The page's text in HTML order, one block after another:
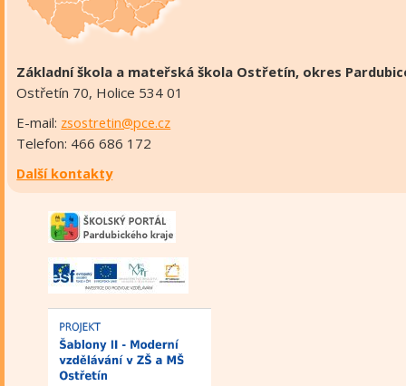
Základní škola a mateřská škola Ostřetín, okres
Ostřetín 70, Holice 534 01
E-mail: zsostretin@pce.cz
Telefon: 466 686 172
Další kontakty